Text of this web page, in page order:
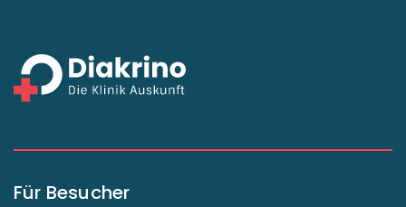
Für Besucher